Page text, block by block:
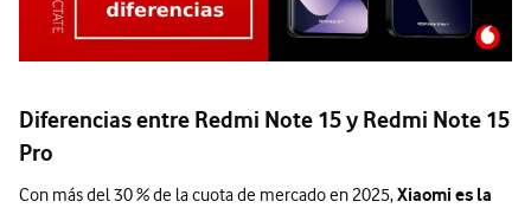
Diferencias entre Redmi Note 15 y Redmi Note 15
Pro
Con más del 30 % de la cuota de mercado en 2025,Xiaomi es la